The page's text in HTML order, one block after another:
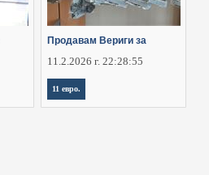
Продавам Вериги за
11.2.2026 г. 22:28:55
11 евро.